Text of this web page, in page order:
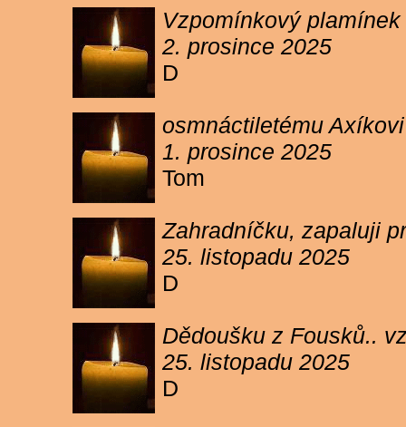
Vzpomínkový
2. prosince 2025
D
osmnáctiletému
1. prosince 2025
Tom
Zahradníčku, zapaluji
25. listopadu 2025
D
Dědoušku z Fousků..
25. listopadu 2025
D